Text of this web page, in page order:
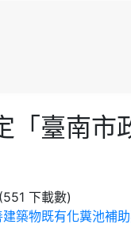
「臺南市
(551 下載數)
物既有化糞池補助